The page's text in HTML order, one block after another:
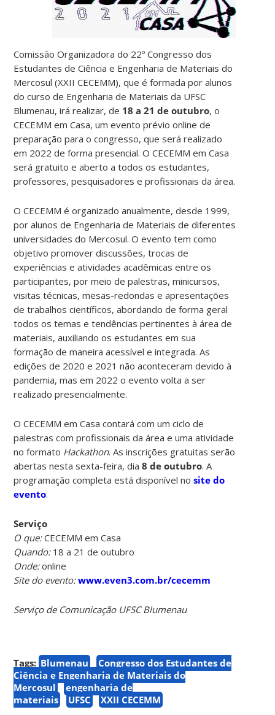
Comissão Organizadora do 22º Congresso dos
Estudantes de Ciência e Engenharia de Materiais do
Mercosul (XXII CECEMM), que é formada por alunos
do curso de Engenharia de Materiais da UFSC
Blumenau, irá realizar, de 18 a 21 de outubro, o
CECEMM em Casa, um evento prévio online de
preparação para o congresso, que será realizado
em 2022 de forma presencial. O CECEMM em Casa
será gratuito e aberto a todos os estudantes,
professores, pesquisadores e profissionais da área.
O CECEMM é organizado anualmente, desde 1999,
por alunos de Engenharia de Materiais de diferentes
universidades do Mercosul. O evento tem como
objetivo promover discussões, trocas de
experiências e atividades acadêmicas entre os
participantes, por meio de palestras, minicursos,
visitas técnicas, mesas-redondas e apresentações
de trabalhos científicos, abordando de forma geral
todos os temas e tendências pertinentes à área de
materiais, auxiliando os estudantes em sua
formação de maneira acessível e integrada. As
edições de 2020 e 2021 não aconteceram devido à
pandemia, mas em 2022 o evento volta a ser
realizado presencialmente.
O CECEMM em Casa contará com um ciclo de
palestras com profissionais da área e uma atividade
no formato Hackathon. As inscrições gratuitas serão
abertas nesta sexta-feira, dia 8 de outubro. A
programação completa está disponível nosite do
evento.
Serviço
O que:CECEMM em Casa
Quando:18 a 21 de outubro
Onde:online
Site do evento: www.even3.com.br/cecemm
Serviço de Comunicação UFSC Blumenau
Tags: Blumenau
Congresso dos Estudantes de
Ciência e Engenharia de Materiais do
Mercosul
engenharia de
materiais
UFSC XXII CECEMM